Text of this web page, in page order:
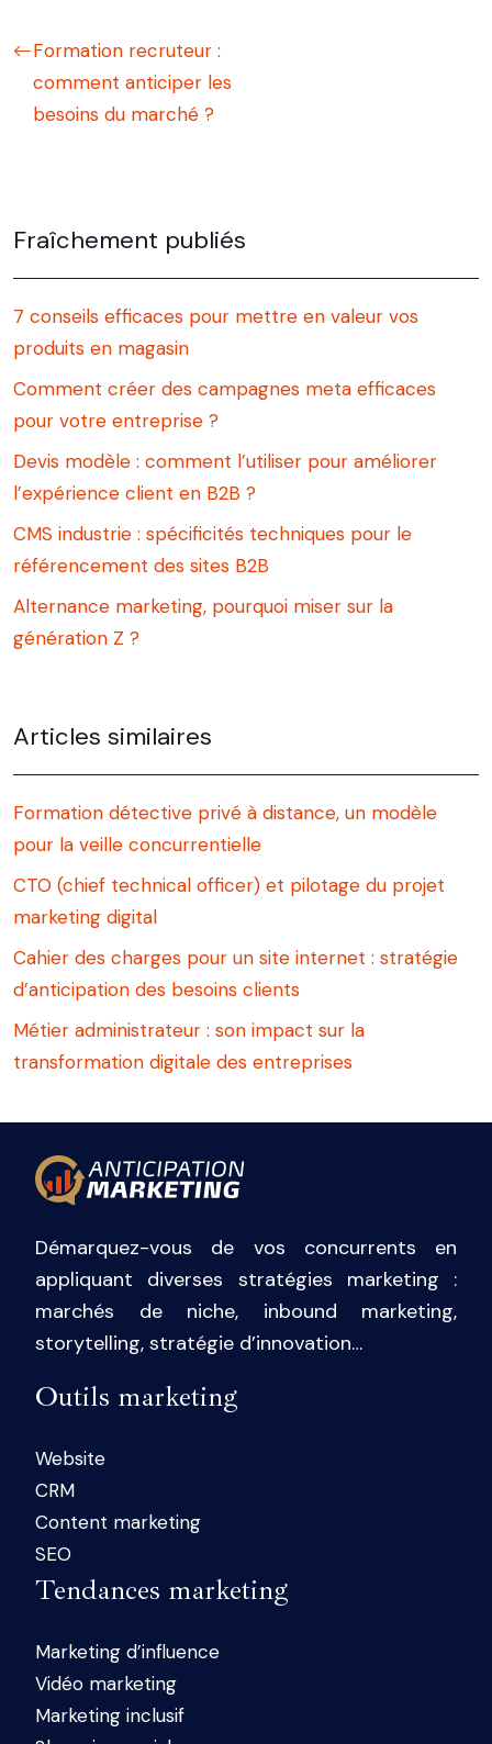
Formation recruteur :
comment anticiper les
besoins du marché ?
Fraîchement publiés
7 conseils efficaces pour mettre en valeur vos
produits en magasin
Comment créer des campagnes meta efficaces
pour votre entreprise ?
Devis modèle : comment l’utiliser pour améliorer
l’expérience client en B2B ?
CMS industrie : spécificités techniques pour le
référencement des sites B2B
Alternance marketing, pourquoi miser sur la
génération Z ?
Articles similaires
Formation détective privé à distance, un modèle
pour la veille concurrentielle
CTO (chief technical officer) et pilotage du projet
marketing digital
Cahier des charges pour un site internet : stratégie
d’anticipation des besoins clients
Métier administrateur : son impact sur la
transformation digitale des entreprises
Démarquez-vous de vos concurrents en
appliquant diverses stratégies marketing :
marchés de niche, inbound marketing,
storytelling, stratégie d’innovation…
Outils marketing
Website
CRM
Content marketing
SEO
Tendances marketing
Marketing d’influence
Vidéo marketing
Marketing inclusif